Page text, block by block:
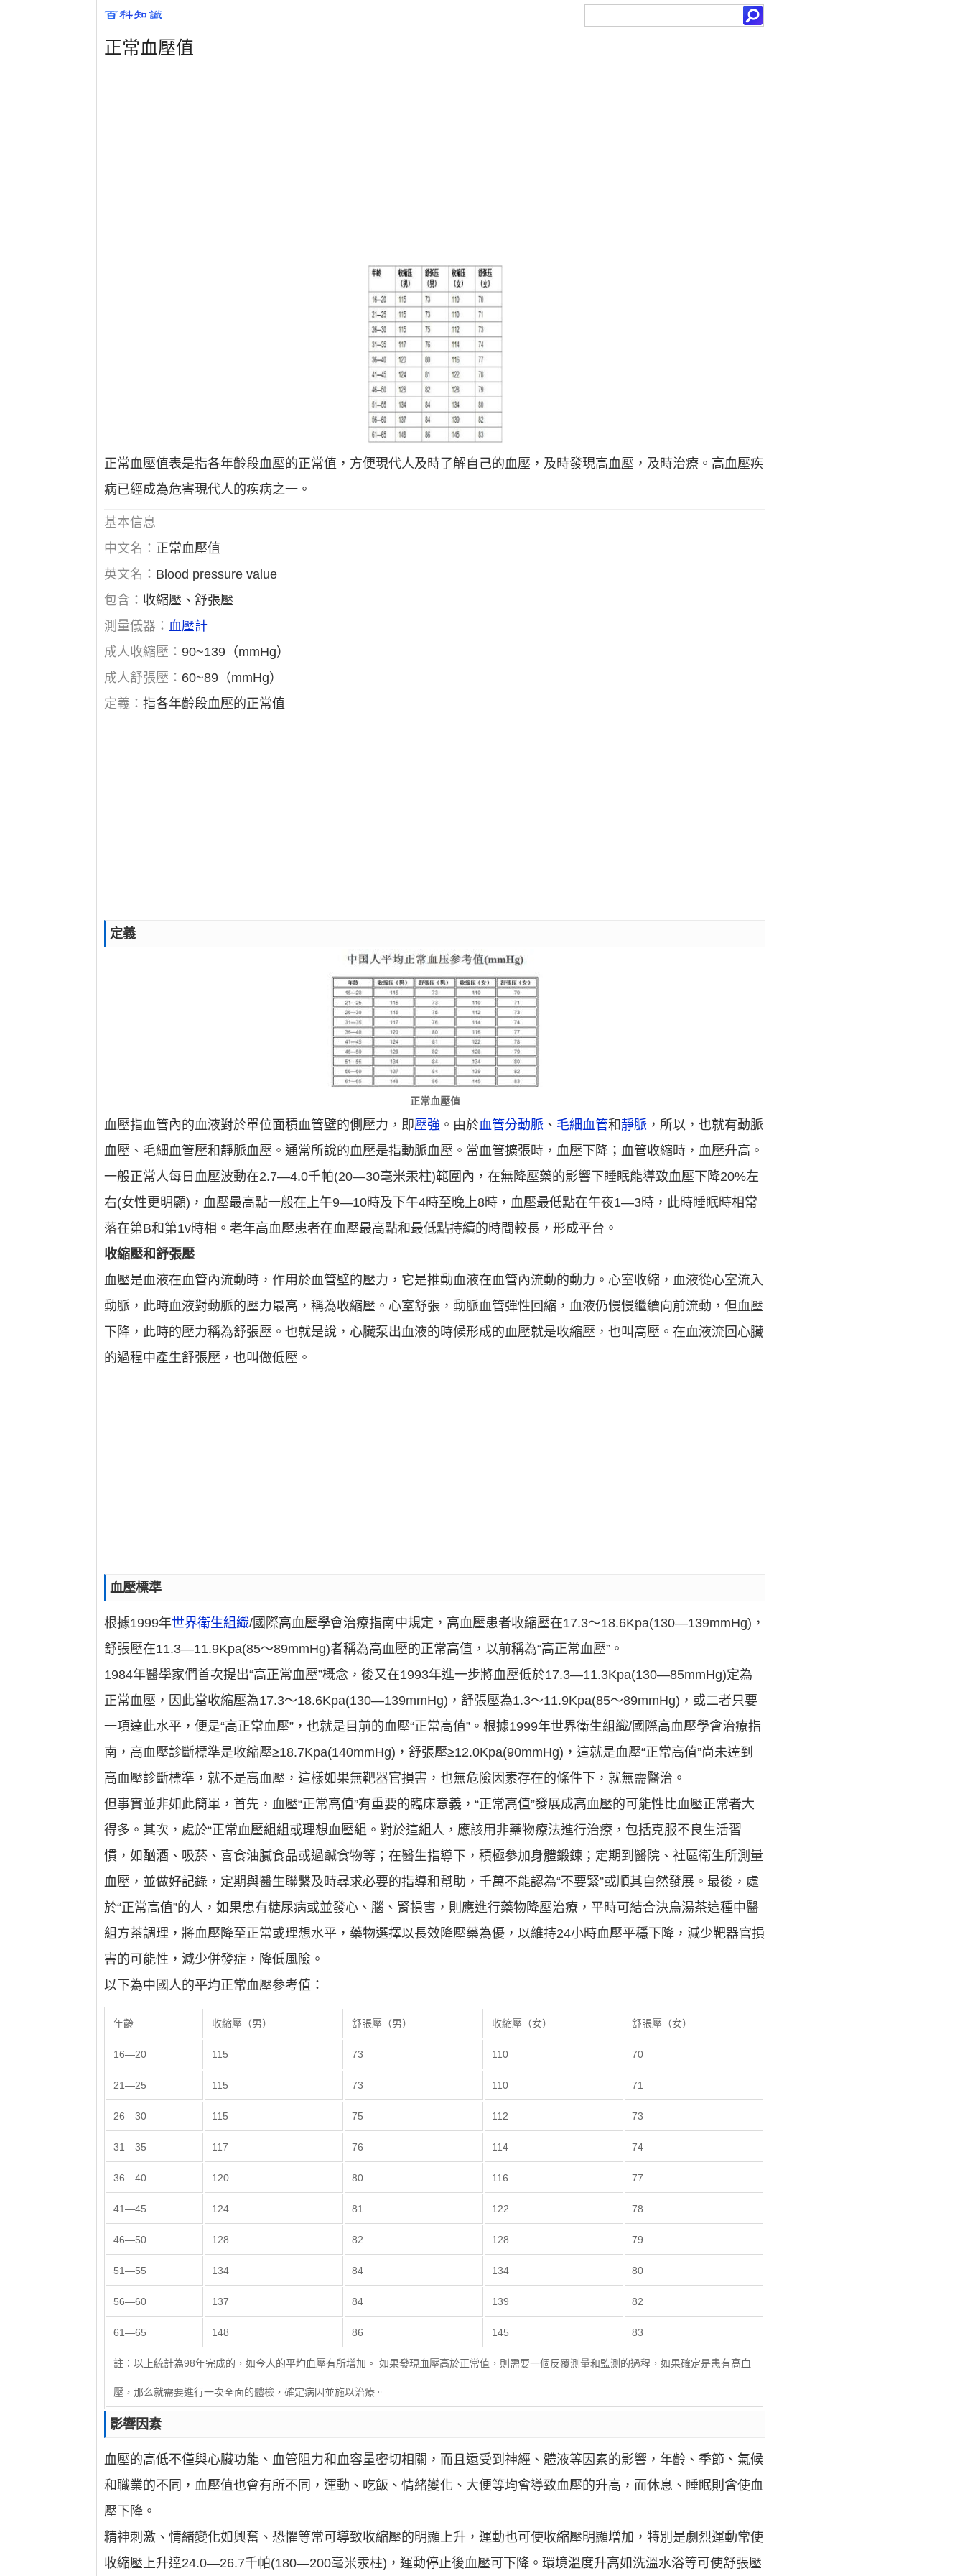
正常血壓值
正常血壓值表是指各年齡段血壓的正常值，方便現代人及時了解自己的血壓，及時發現高血壓，及時治療。高血壓疾
病已經成為危害現代人的疾病之一。
基本信息
中文名： 正常血壓值
英文名： Blood pressure value
包含： 收縮壓、舒張壓
測量儀器： 血壓計
成人收縮壓：90~139（mmHg）
成人舒張壓： 60~89（mmHg）
定義：指各年齡段血壓的正常值
定義
正常血壓值
血壓指血管內的血液對於單位面積血管壁的側壓力，即壓強 。由於血管分動脈 、 毛細血管和靜脈 ，所以，也就有動脈
血壓、毛細血管壓和靜脈血壓。通常所說的血壓是指動脈血壓。當血管擴張時，血壓下降；血管收縮時，血壓升高。
一般正常人每日血壓波動在2.7—4.0千帕(20—30毫米汞柱)範圍內，在無降壓藥的影響下睡眠能導致血壓下降20%左
右(女性更明顯)，血壓最高點一般在上午9—10時及下午4時至晚上8時，血壓最低點在午夜1—3時，此時睡眠時相常
落在第B和第1v時相。老年高血壓患者在血壓最高點和最低點持續的時間較長，形成平台。
收縮壓和舒張壓
血壓是血液在血管內流動時，作用於血管壁的壓力，它是推動血液在血管內流動的動力。心室收縮，血液從心室流入
動脈，此時血液對動脈的壓力最高，稱為收縮壓。心室舒張，動脈血管彈性回縮，血液仍慢慢繼續向前流動，但血壓
下降，此時的壓力稱為舒張壓。也就是說，心臟泵出血液的時候形成的血壓就是收縮壓，也叫高壓。在血液流回心臟
的過程中產生舒張壓，也叫做低壓。
血壓標準
根據1999年世界衛生組織/國際高血壓學會治療指南中規定，高血壓患者收縮壓在17.3～18.6Kpa(130—139mmHg)，
舒張壓在11.3—11.9Kpa(85～89mmHg)者稱為高血壓的正常高值，以前稱為“高正常血壓”。
1984年醫學家們首次提出“高正常血壓”概念，後又在1993年進一步將血壓低於17.3—11.3Kpa(130—85mmHg)定為
正常血壓，因此當收縮壓為17.3～18.6Kpa(130—139mmHg)，舒張壓為1.3～11.9Kpa(85～89mmHg)，或二者只要
一項達此水平，便是“高正常血壓”，也就是目前的血壓“正常高值”。根據1999年世界衛生組織/國際高血壓學會治療指
南，高血壓診斷標準是收縮壓≥18.7Kpa(140mmHg)，舒張壓≥12.0Kpa(90mmHg)，這就是血壓“正常高值”尚未達到
高血壓診斷標準，就不是高血壓，這樣如果無靶器官損害，也無危險因素存在的條件下，就無需醫治。
但事實並非如此簡單，首先，血壓“正常高值”有重要的臨床意義，“正常高值”發展成高血壓的可能性比血壓正常者大
得多。其次，處於“正常血壓組組或理想血壓組。對於這組人，應該用非藥物療法進行治療，包括克服不良生活習
慣，如酗酒、吸菸、喜食油膩食品或過鹹食物等；在醫生指導下，積極參加身體鍛鍊；定期到醫院、社區衛生所測量
血壓，並做好記錄，定期與醫生聯繫及時尋求必要的指導和幫助，千萬不能認為“不要緊”或順其自然發展。最後，處
於“正常高值”的人，如果患有糖尿病或並發心、腦、腎損害，則應進行藥物降壓治療，平時可結合決烏湯茶這種中醫
組方茶調理，將血壓降至正常或理想水平，藥物選擇以長效降壓藥為優，以維持24小時血壓平穩下降，減少靶器官損
害的可能性，減少併發症，降低風險。
以下為中國人的平均正常血壓參考值：
年齡 收縮壓（男） 舒張壓（男） 收縮壓（女） 舒張壓（女）
16—20 115 73 110 70
21—25 115 73 110 71
26—30 115 75 112 73
31—35 117 76 114 74
36—40 120 80 116 77
41—45 124 81 122 78
46—50 128 82 128 79
51—55 134 84 134 80
56—60 137 84 139 82
61—65 148 86 145 83
註：以上統計為98年完成的，如今人的平均血壓有所增加。 如果發現血壓高於正常值，則需要一個反覆測量和監測的過程，如果確定是患有高血
壓，那么就需要進行一次全面的體檢，確定病因並施以治療。
影響因素
血壓的高低不僅與心臟功能、血管阻力和血容量密切相關，而且還受到神經、體液等因素的影響，年齡、季節、氣候
和職業的不同，血壓值也會有所不同，運動、吃飯、情緒變化、大便等均會導致血壓的升高，而休息、睡眠則會使血
壓下降。
精神刺激、情緒變化如興奮、恐懼等常可導致收縮壓的明顯上升，運動也可使收縮壓明顯增加，特別是劇烈運動常使
收縮壓上升達24.0—26.7千帕(180—200毫米汞柱)，運動停止後血壓可下降。環境溫度升高如洗溫水浴等可使舒張壓